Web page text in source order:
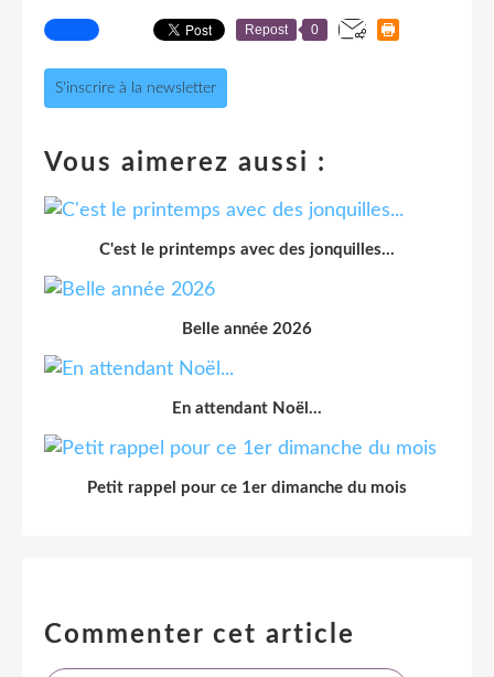
Repost 0
S'inscrire à la newsletter
Vous aimerez aussi :
C'est le printemps avec des jonquilles...
Belle année 2026
En attendant Noël...
Petit rappel pour ce 1er dimanche du mois
Commenter cet article